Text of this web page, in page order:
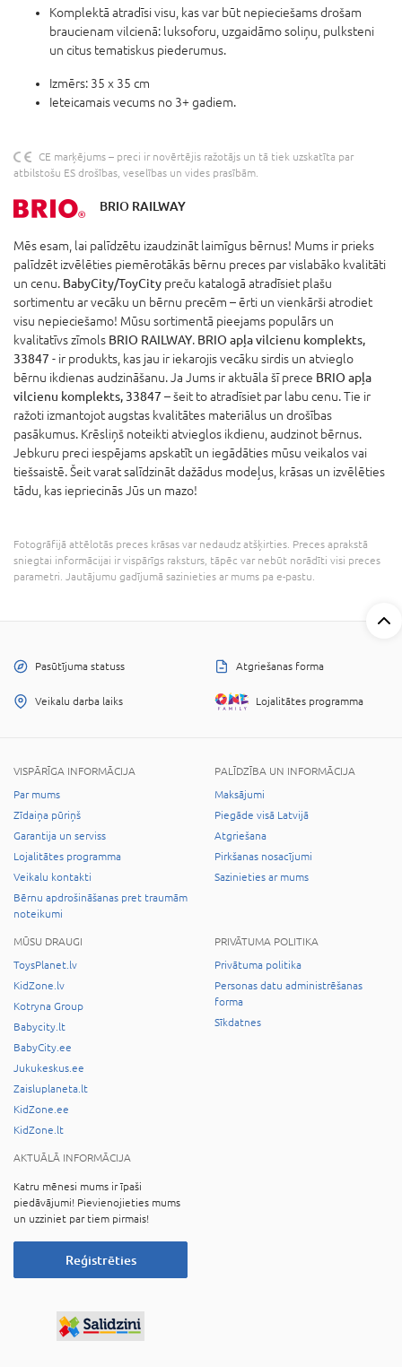
Komplektā atradīsi visu, kas var būt nepieciešams drošam
braucienam vilcienā: luksoforu, uzgaidāmo soliņu, pulksteni
un citus tematiskus piederumus.
Izmērs: 35 x 35 cm
Ieteicamais vecums no 3+ gadiem.
CE marķējums – preci ir novērtējis ražotājs un tā tiek uzskatīta par
atbilstošu ES drošības, veselības un vides prasībām.
BRIO RAILWAY
Mēs esam, lai palīdzētu izaudzināt laimīgus bērnus! Mums ir prieks
palīdzēt izvēlēties piemērotākās bērnu preces par vislabāko kvalitāti
un cenu. BabyCity/ToyCity preču katalogā atradīsiet plašu
sortimentu ar vecāku un bērnu precēm – ērti un vienkārši atrodiet
visu nepieciešamo! Mūsu sortimentā pieejams populārs un
kvalitatīvs zīmols BRIO RAILWAY. BRIO apļa vilcienu komplekts,
33847 - ir produkts, kas jau ir iekarojis vecāku sirdis un atvieglo
bērnu ikdienas audzināšanu. Ja Jums ir aktuāla šī prece BRIO apļa
vilcienu komplekts, 33847 – šeit to atradīsiet par labu cenu. Tie ir
ražoti izmantojot augstas kvalitātes materiālus un drošības
pasākumus. Krēsliņš noteikti atvieglos ikdienu, audzinot bērnus.
Jebkuru preci iespējams apskatīt un iegādāties mūsu veikalos vai
tiešsaistē. Šeit varat salīdzināt dažādus modeļus, krāsas un izvēlēties
tādu, kas iepriecinās Jūs un mazo!
Fotogrāfijā attēlotās preces krāsas var nedaudz atšķirties. Preces aprakstā
sniegtai informācijai ir vispārīgs raksturs, tāpēc var nebūt norādīti visi preces
parametri. Jautājumu gadījumā sazinieties ar mums pa e-pastu.
Pasūtījuma statuss Atgriešanas forma
Veikalu darba laiks Lojalitātes programma
VISPĀRĪGA INFORMĀCIJA
Par mums
Zīdaiņa pūriņš
Garantija un serviss
Lojalitātes programma
Veikalu kontakti
Bērnu apdrošināšanas pret traumām
noteikumi
PALĪDZĪBA UN INFORMĀCIJA
Maksājumi
Piegāde visā Latvijā
Atgriešana
Pirkšanas nosacījumi
Sazinieties ar mums
MŪSU DRAUGI
ToysPlanet.lv
KidZone.lv
Kotryna Group
Babycity.lt
BabyCity.ee
Jukukeskus.ee
Zaisluplaneta.lt
KidZone.ee
KidZone.lt
PRIVĀTUMA POLITIKA
Privātuma politika
Personas datu administrēšanas
forma
Sīkdatnes
AKTUĀLĀ INFORMĀCIJA
Katru mēnesi mums ir īpaši
piedāvājumi! Pievienojieties mums
un uzziniet par tiem pirmais!
Reģistrēties